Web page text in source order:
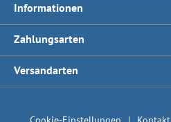
Informationen
Zahlungsarten
Versandarten